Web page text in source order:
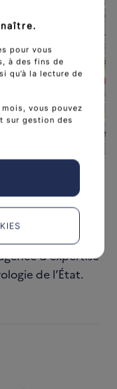
HOPITAL
Leaflet|©OpenStreetMapcontributors
d'expertise
de l’État.
pour vous
à des fins de
qu’à la lecture de
vous pouvez
sur gestion des